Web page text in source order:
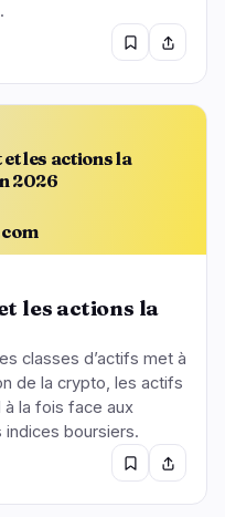
et les actions la
2026
les actions la
classes d’actifs met à
de la crypto, les actifs
à la fois face aux
boursiers.